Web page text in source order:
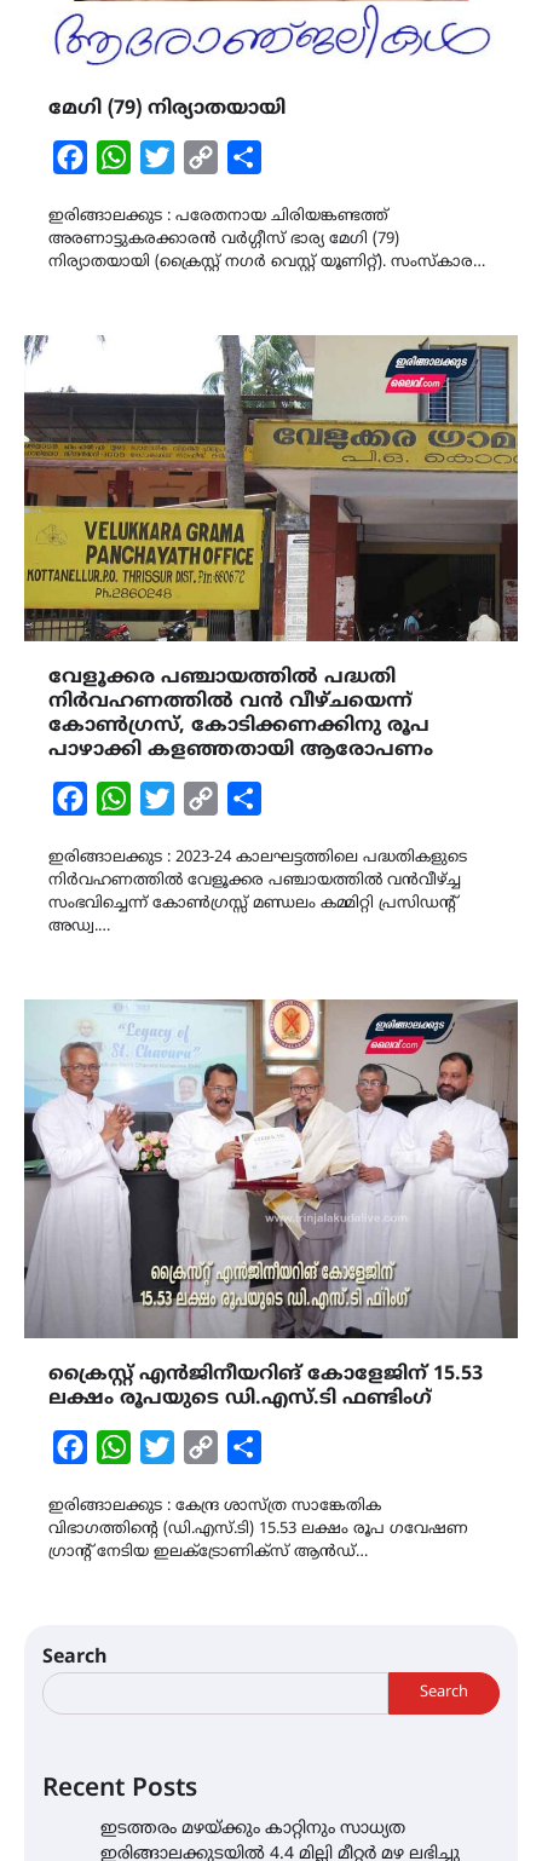
മേഗി (79) നിര്യാതയായി
FacebookWhatsAppTwitterCopy
ഇരിങ്ങാലക്കുട : പരേതനായ ചിരിയങ്കണ്ടത്ത്
അരണാട്ടുകരക്കാരന്‍ വര്‍ഗ്ഗീസ് ഭാര്യ മേഗി (79)
നിര്യാതയായി (ക്രൈസ്റ്റ് നഗർ വെസ്റ്റ് യൂണിറ്റ്). സംസ്‌കാര…
വേളൂക്കര പഞ്ചായത്തിൽ പദ്ധതി
നിർവഹണത്തിൽ വൻ വീഴ്ചയെന്ന്
കോൺഗ്രസ്, കോടിക്കണക്കിനു രൂപ
പാഴാക്കി കളഞ്ഞതായി ആരോപണം
FacebookWhatsAppTwitterCopy
ഇരിങ്ങാലക്കുട : 2023-24 കാലഘട്ടത്തിലെ പദ്ധതികളുടെ
നിർവഹണത്തിൽ വേളൂക്കര പഞ്ചായത്തിൽ വൻവീഴ്ച്ച
സംഭവിച്ചെന്ന് കോൺഗ്രസ്സ് മണ്ഡലം കമ്മിറ്റി പ്രസിഡന്റ്
അഡ്വ.…
ക്രൈസ്റ്റ് എൻജിനീയറിങ് കോളേജിന് 15.53
ലക്ഷം രൂപയുടെ ഡി.എസ്.ടി ഫണ്ടിംഗ്
FacebookWhatsAppTwitterCopy
ഇരിങ്ങാലക്കുട : കേന്ദ്ര ശാസ്ത്ര സാങ്കേതിക
വിഭാഗത്തിൻ്റെ (ഡി.എസ്.ടി) 15.53 ലക്ഷം രൂപ ഗവേഷണ
ഗ്രാൻ്റ് നേടിയ ഇലക്ട്രോണിക്സ് ആൻഡ്…
Search
Search
Recent Posts
ഇടത്തരം മഴയ്ക്കും കാറ്റിനും സാധ്യത
ഇരിങ്ങാലക്കുടയിൽ 4.4 മില്ലി മീറ്റർ മഴ ലഭിച്ചു